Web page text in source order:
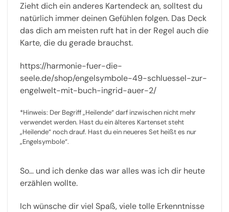
Zieht dich ein anderes Kartendeck an, solltest du
natürlich immer deinen Gefühlen folgen. Das Deck
das dich am meisten ruft hat in der Regel auch die
Karte, die du gerade brauchst.
https://harmonie-fuer-die-
seele.de/shop/engelsymbole-49-schluessel-zur-
engelwelt-mit-buch-ingrid-auer-2/
*Hinweis: Der Begriff „Heilende“ darf inzwischen nicht mehr
verwendet werden. Hast du ein älteres Kartenset steht
„Heilende“ noch drauf. Hast du ein neueres Set heißt es nur
„Engelsymbole“.
So… und ich denke das war alles was ich dir heute
erzählen wollte.
Ich wünsche dir viel Spaß, viele tolle Erkenntnisse